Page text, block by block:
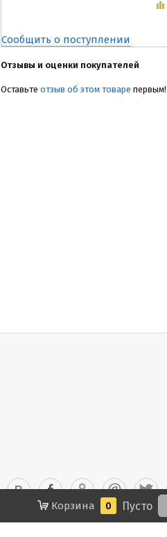
Сообщить о поступлении
Отзывы и оценки покупателей
Оставьте отзыв об этом товаре первым!
Корзина 0 Пусто